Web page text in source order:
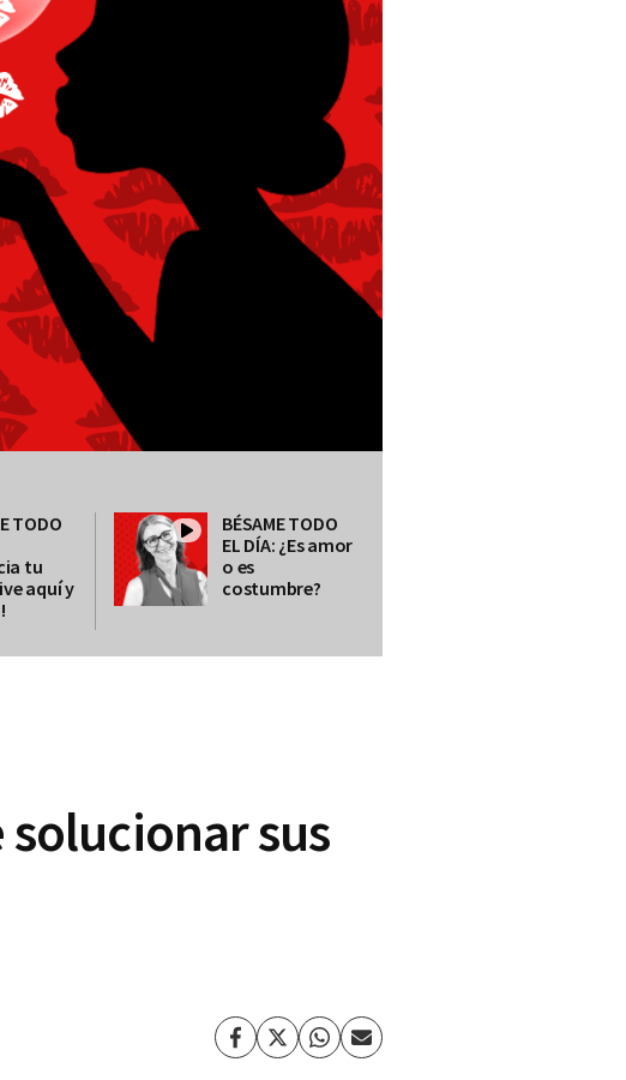
TODO
tu
aquí y
BÉSAME TODO
EL DÍA: ¿Es amor
o es
costumbre?
solucionar sus
Facebook
TwitterWhatsapp
Enviar